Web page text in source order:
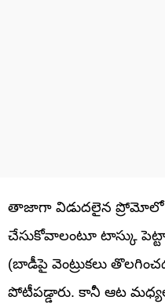
తాజాగా విడుదలైన ప్రోమోలో..
చేసుకోవాలంటూ టాస్కు పెట్టాడు బిగ్‏బాస్.
(బాడీపై వెంట్రుకలు
పోటీపడ్డారు. కానీ ఆట